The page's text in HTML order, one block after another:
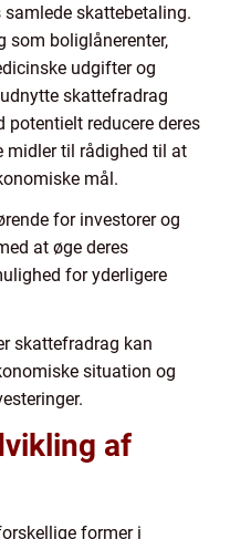
skattebetaling.
som boliglånerenter,
udgifter og
skattefradrag
potentielt reducere deres
midler til rådighed til at
mål.
for investorer og
at øge deres
for yderligere
skattefradrag kan
situation og
af
former i